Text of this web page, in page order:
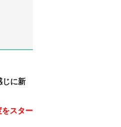
じに新
をスター